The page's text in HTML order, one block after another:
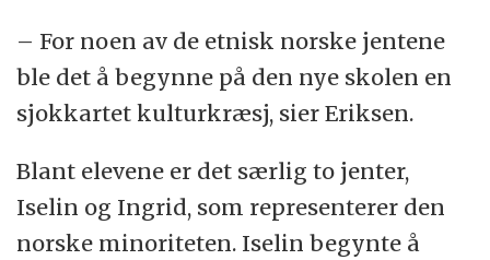
– For noen av de etnisk norske jentene
ble det å begynne på den nye skolen en
sjokkartet kulturkræsj, sier Eriksen.
Blant elevene er det særlig to jenter,
Iselin og Ingrid, som representerer den
norske minoriteten. Iselin begynte å